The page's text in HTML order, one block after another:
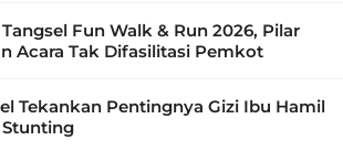
Fun Walk & Run 2026, Pilar
Acara Tak Difasilitasi Pemkot
Tekankan Pentingnya Gizi Ibu Hamil